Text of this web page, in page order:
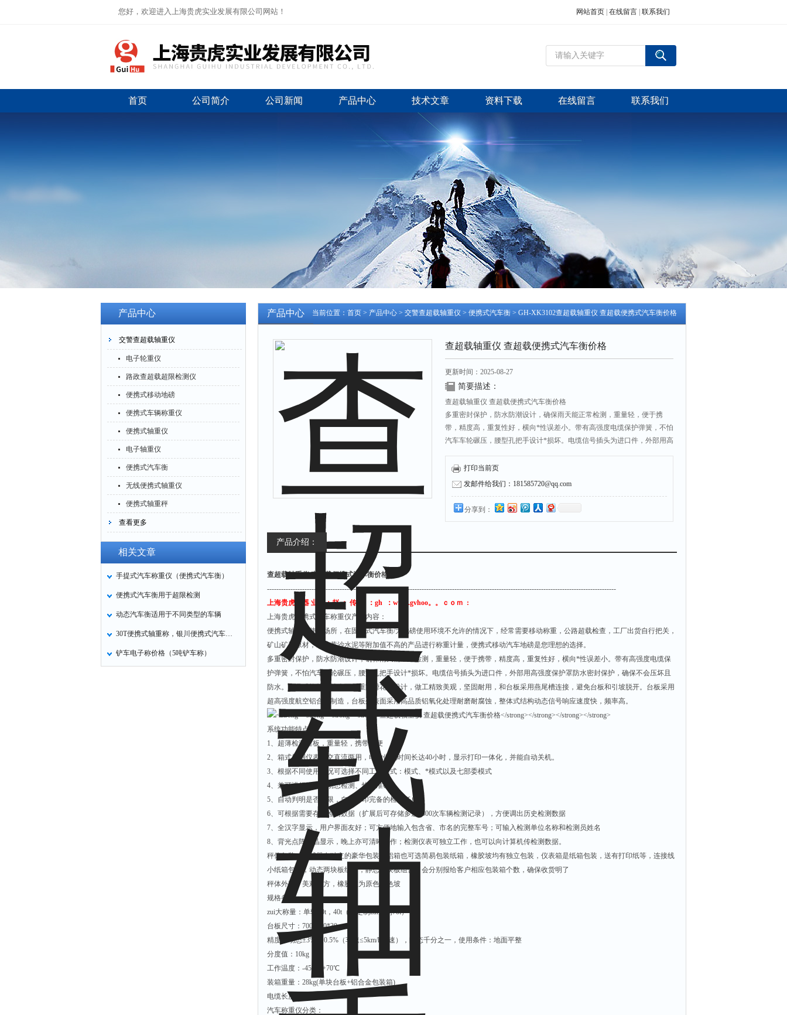
您好，欢迎进入上海贵虎实业发展有限公司网站！ 网站首页 在线留言 联系我们
首页 公司简介 公司新闻 产品中心 技术文章 资料下载 在线留言 联系我们
产品中心
交警查超载轴重仪
电子轮重仪
路政查超载超限检测仪
便携式移动地磅
便携式车辆称重仪
便携式轴重仪
电子轴重仪
便携式汽车衡
无线便携式轴重仪
便携式轴重秤
查看更多
相关文章
手提式汽车称重仪（便携式汽车衡）
便携式汽车衡用于超限检测
动态汽车衡适用于不同类型的车辆
30T便携式轴重称，银川便携式汽车衡厂家
铲车电子称价格（5吨铲车称）
当前位置： 首页 > 产品中心 > 交警查超载轴重仪 > 便携式汽车衡 > GH-XK3102查超载轴重仪 查超载便携式汽车衡价格
产品中心
查超载轴重仪 查超载便携式汽车衡价格
更新时间：2025-08-27
简要描述：
查超载轴重仪 查超载便携式汽车衡价格
多重密封保护，防水防潮设计，确保雨天能正常检测，重量轻，便于携
带，精度高，重复性好，横向*性误差小。带有高强度电缆保护弹簧，不怕
汽车车轮碾压，腰型孔把手设计*损坏。电缆信号插头为进口件，外部用高
重防滑花纹设计，做工精致美观，坚固耐用，和台板采用燕尾槽连接，避
免台板和引坡脱开。
打印当前页
发邮件给我们：181585720@qq.com
分享到：
产品介绍：
查超载轴重仪 查超载便携式汽车衡价格
-----------------------------------------------------------------------------------------------------------------------------------------------------
上海贵虎衡器 业务：赵 ： 传真: ：gh ：www.gvhoo。。ｃｏｍ :
上海贵虎便携式汽车称重仪产品内容：
便携式轴重秤使用场所，在固定式汽车衡/大地磅使用环境不允许的情况下，经常需要移动称重，公路超载检查，工厂出货自行把关，
矿山矿石原材，工地黄沙水泥等附加值不高的产品进行称重计量，便携式移动汽车地磅是您理想的选择。
多重密封保护，防水防潮设计，确保雨天能正常检测，重量轻，便于携带，精度高，重复性好，横向*性误差小。带有高强度电缆保
护弹簧，不怕汽车车轮碾压，腰型孔把手设计*损坏。电缆信号插头为进口件，外部用高强度保护罩防水密封保护，确保不会压坏且
防水。高品质橡胶阴坡表面双重防滑花纹设计，做工精致美观，坚固耐用，和台板采用燕尾槽连接，避免台板和引坡脱开。台板采用
超高强度航空铝合金制造，台板外表面采用高品质铝氧化处理耐磨耐腐蚀，整体式结构动态信号响应速度快，频率高。
系统功能特点
1、超薄检测台板，重量轻，携带方便
2、箱式检测仪表，交直流两用，电池供电时间长达40小时，显示打印一体化，并能自动关机。
3、根据不同使用情况可选择不同工作模式：模式、*模式以及七部委模式
4、兼可进行静态、动态检测、快速准确
5、自动判明是否超限，自动打印完备的检测任单
6、可根据需要存储检测数据（扩展后可存储多达1300次车辆检测记录），方便调出历史检测数据
7、全汉字显示，用户界面友好；可方便地输入包含省、市名的完整车号；可输入检测单位名称和检测员姓名
8、背光点阵液晶显示，晚上亦可清晰操作；检测仪表可独立工作，也可以向计算机传检测数据。
秤体包装：传感器有独立的豪华包装大铝箱也可选简易包装纸箱，橡胶坡均有独立包装，仪表箱是纸箱包装，送有打印纸等，连接线
小纸箱包装，动态两块板组合，静态四块板组合，会分别报给客户相应包装箱个数，确保收货明了
秤体外观：美观大方，橡胶坡为原色黑色坡
规格参数：
zui大称量：单轴30t，40t（可定制zui大到70t）
台板尺寸：700*430*30mm
精度：动态±3%~±0.5%（车速≤5km/h匀速），静态千分之一，使用条件：地面平整
分度值：10kg
工作温度：-45℃~+70℃
装箱重量：28kg(单块台板+铝合金包装箱)
电缆长度：10m
汽车称重仪分类：